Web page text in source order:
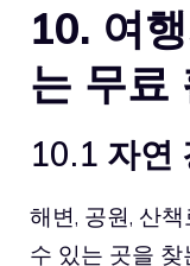
10. 여
는 무료
10.1 자연
해변, 공원, 산
수 있는 곳을